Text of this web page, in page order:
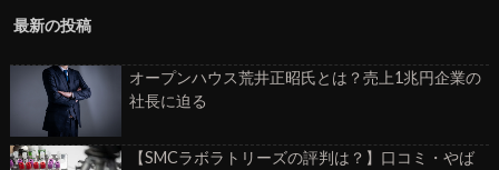
最新の投稿
オープンハウス荒井正昭氏とは？売上1兆円企業の
社長に迫る
【SMCラボラトリーズの評判は？】口コミ・やば